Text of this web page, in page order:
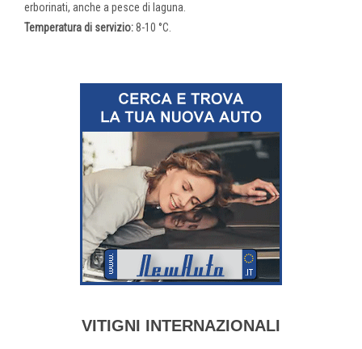
erborinati, anche a pesce di laguna.
Temperatura di servizio:8-10 °C.
VITIGNI INTERNAZIONALI